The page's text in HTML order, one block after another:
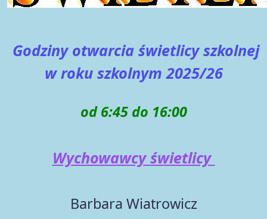
Godziny otwarcia świetlicy szkolnej
w roku szkolnym 2025/26
od 6:45 do 16:00
Wychowawcy świetlicy
Barbara Wiatrowicz